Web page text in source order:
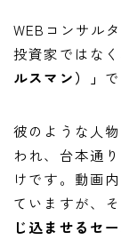
WEBコンサル
投資家ではなく
ルスマン）」
彼のような人
われ、台本通
けです。動画
ていますが、
じ込ませるセ